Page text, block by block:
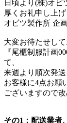
日頃より(株)オビ
厚くお礼申し上げ
オビツ製作所 企
大変お待たせし
『尾櫃制服計画
て、
来週より順次発送
お客様に4点お願
ございますので
その1：配送業者